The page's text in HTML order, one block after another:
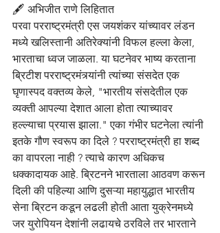
🖋️ अभिजीत राणे लिहितात
परवा परराष्ट्रमंत्री एस जयशंकर यांच्यावर लंडन
मध्ये खलिस्तानी अतिरेक्यांनी विफल हल्ला केला,
भारताचा ध्वज जाळला. या घटनेवर भाष्य करताना
ब्रिटीश परराष्ट्रमंत्र्यांनी त्यांच्या संसदेत एक
घृणास्पद वक्तव्य केले, "भारतीय संसदेतील एक
व्यक्ती आपल्या देशात आला होता त्याच्यावर
हल्ल्याचा प्रयास झाला." एका गंभीर घटनेला त्यांनी
इतके गौण स्वरूप का दिले ? परराष्ट्रमंत्री हा शब्द
का वापरला नाही ? त्याचे कारण अधिकच
धक्कादायक आहे. ब्रिटनने भारताला आठवण करून
दिली की पहिल्या आणि दुसऱ्या महायुद्धात भारतीय
सेना ब्रिटन कडून लढली होती आता युक्रेनमध्ये
जर युरोपियन देशांनी लढायचे ठरविले तर भारताने